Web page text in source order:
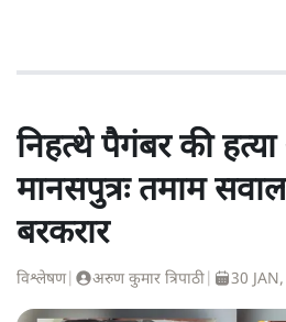
निहत्थे पैगंबर की
मानसपुत्रः तमाम
बरकरार
विश्लेषण| अरुण कुमार त्रिपाठी 30